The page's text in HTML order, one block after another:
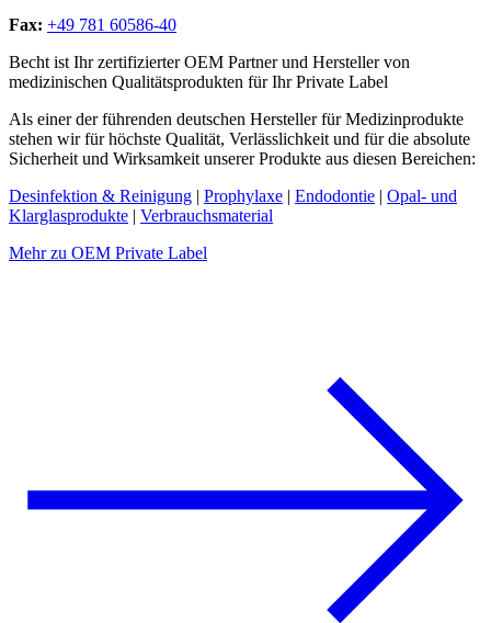
Fax: +49 781 60586-40
Becht ist Ihr zertifizierter OEM Partner und Hersteller von
medizinischen Qualitätsprodukten für Ihr Private Label
Als einer der führenden deutschen Hersteller für Medizinprodukte
stehen wir für höchste Qualität, Verlässlichkeit und für die absolute
Sicherheit und Wirksamkeit unserer Produkte aus diesen Bereichen:
Desinfektion & Reinigung | Prophylaxe | Endodontie | Opal- und
Klarglasprodukte | Verbrauchsmaterial
Mehr zu OEM Private Label